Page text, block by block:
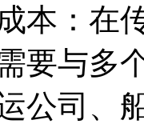
本：在
要与多
公司、